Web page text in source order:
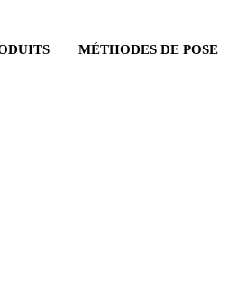
MÉTHODES DE POSE